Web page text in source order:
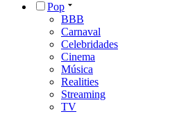
Pop
BBB
Carnaval
Celebridades
Cinema
Música
Realities
Streaming
TV